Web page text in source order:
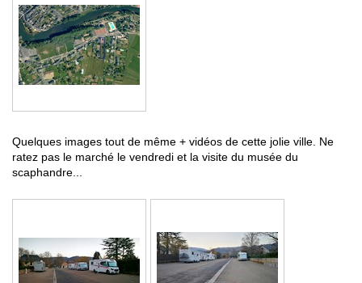
Quelques images tout de même + vidéos de cette jolie ville. Ne
ratez pas le marché le vendredi et la visite du musée du
scaphandre...